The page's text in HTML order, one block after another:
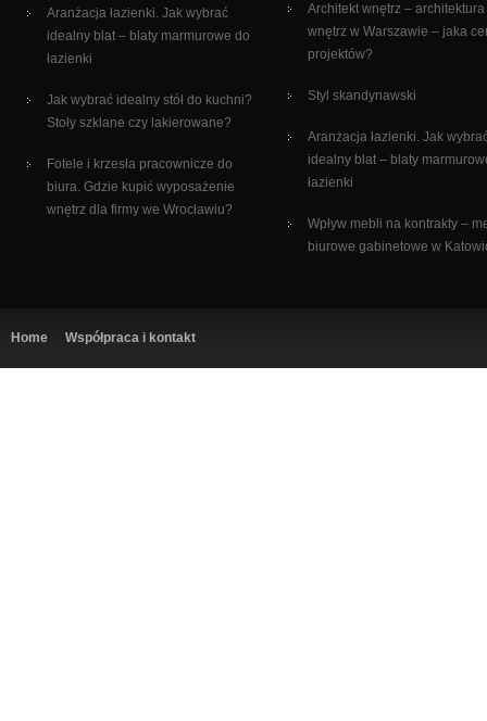
Aranżacja łazienki. Jak wybrać
idealny blat – blaty marmurowe do
łazienki
Jak wybrać idealny stół do kuchni?
Stoły szklane czy lakierowane?
Fotele i krzesła pracownicze do
biura. Gdzie kupić wyposażenie
wnętrz dla firmy we Wrocławiu?
Architekt wnętrz – architektura
wnętrz w Warszawie – jaka
projektów?
Styl skandynawski
Aranżacja łazienki. Jak
idealny blat – blaty
łazienki
Wpływ mebli na kontrakty –
biurowe gabinetowe w
Home Współpraca i kontakt